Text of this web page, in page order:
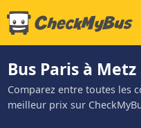
Bus Paris à
Comparez entre toutes les
meilleur prix sur